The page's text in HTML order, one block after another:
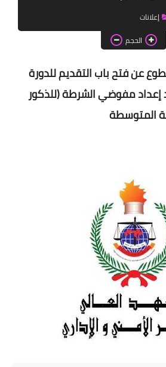
الاخبار العامة
إعلانات
الحجم
عن فتح باب التقديم للدورة
إعداد مفوضي الشرطة (للذكور
المتوسطة